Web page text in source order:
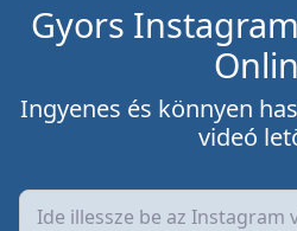
Gyors
Ingyenes és könnyen
videó